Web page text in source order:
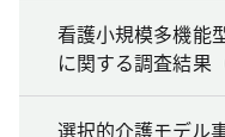
看護小規模多機能
に関する調査結果
選択的介護モデル